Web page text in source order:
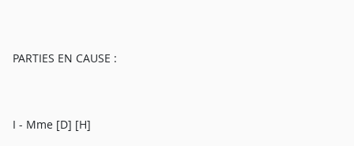
PARTIES EN CAUSE :
I - Mme [D] [H]